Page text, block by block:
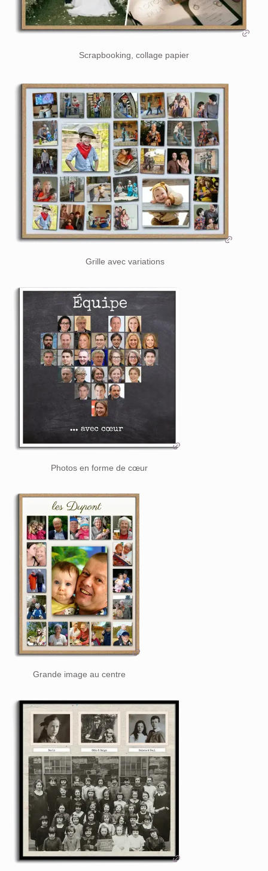
Scrapbooking, collage papier
Grille avec variations
Photos en forme de cœur
Grande image au centre